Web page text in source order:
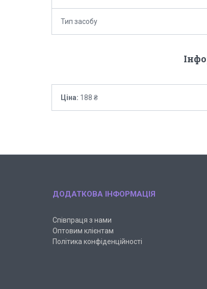
Тип засобу
Ціна: 188 ₴
ДОДАТКОВА ІНФОРМАЦІЯ
Співпраця з нами
Оптовим клієнтам
Політика конфіденційності